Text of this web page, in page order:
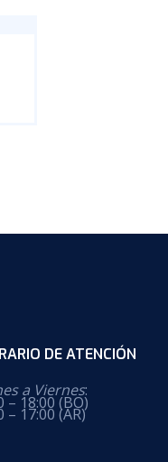
DE ATENCIÓN
a Viernes:
– 18:00 (BO)
– 17:00 (AR)